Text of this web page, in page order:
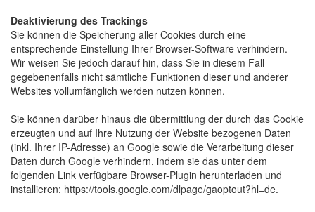
Deaktivierung des Trackings
Sie können die Speicherung aller Cookies durch eine
entsprechende Einstellung Ihrer Browser-Software verhindern.
Wir weisen Sie jedoch darauf hin, dass Sie in diesem Fall
gegebenenfalls nicht sämtliche Funktionen dieser und anderer
Websites vollumfänglich werden nutzen können.
Sie können darüber hinaus die übermittlung der durch das Cookie
erzeugten und auf Ihre Nutzung der Website bezogenen Daten
(inkl. Ihrer IP-Adresse) an Google sowie die Verarbeitung dieser
Daten durch Google verhindern, indem sie das unter dem
folgenden Link verfügbare Browser-Plugin herunterladen und
installieren: https://tools.google.com/dlpage/gaoptout?hl=de.